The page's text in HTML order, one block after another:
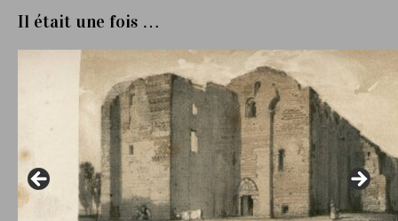
Il était une fois …